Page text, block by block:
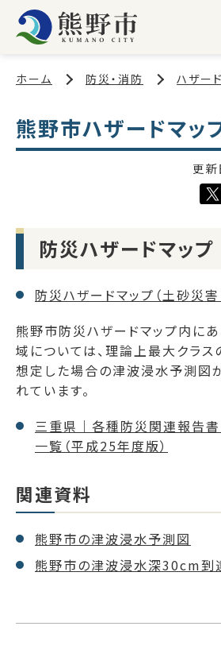
ホーム 防災・消防 ハザー
熊野市ハザードマッ
更新
防災ハザードマップ
防災ハザードマップ（土砂災害
熊野市防災ハザードマップ内に
域については、理論上最大クラス
想定した場合の津波浸水予測図
れています。
三重県｜各種防災関連報告書
一覧（平成25年度版）
関連資料
熊野市の津波浸水予測図
熊野市の津波浸水深30cm到